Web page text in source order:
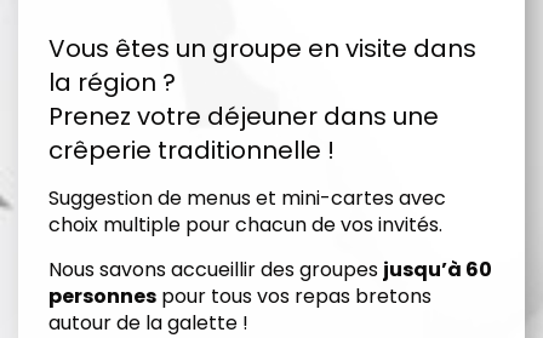
Vous êtes un groupe en visite dans
la région ?
Prenez votre déjeuner dans une
crêperie traditionnelle !
Suggestion de menus et mini-cartes avec
choix multiple pour chacun de vos invités.
Nous savons accueillir des groupes jusqu’à 60
personnes pour tous vos repas bretons
autour de la galette !